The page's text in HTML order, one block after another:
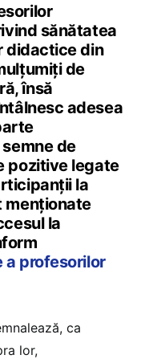
sănătatea
didactice din
de
însă
adesea
de
pozitive legate
la
menționate
la
a profesorilor
ca
lor,